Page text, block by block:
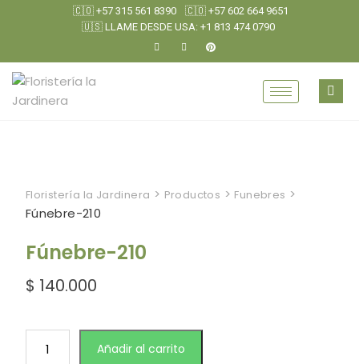
🇨🇴 +57 315 561 8390
🇨🇴 +57 602 664 9651
🇺🇸 LLAME DESDE USA: +1 813 474 0790
Floristería la Jardinera > Productos > Funebres >
Fúnebre-210
Fúnebre-210
$ 140.000
Añadir al carrito